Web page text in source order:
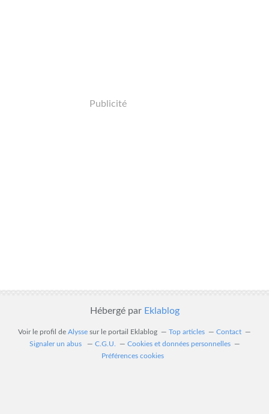
Publicité
Hébergé par Eklablog
Voir le profil de Alysse sur le portail Eklablog Top articles
Contact
Signaler un abus
C.G.U.
Cookies et données personnelles
Préférences cookies